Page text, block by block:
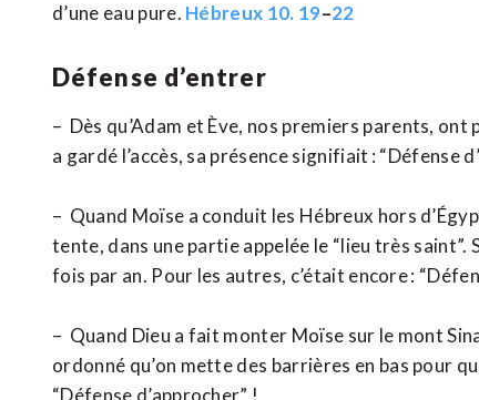
d’une eau pure. Hébreux 10. 19–22
Défense d’entrer
– Dès qu’Adam et Ève, nos premiers parents, ont
a gardé l’accès, sa présence signifiait : “Défense
– Quand Moïse a conduit les Hébreux hors
tente, dans une partie appelée le “lieu très
fois par an. Pour les autres, c’était encore :
– Quand Dieu a fait monter Moïse sur le mont
ordonné qu’on mette des barrières en bas pour
“Défense d’approcher” !